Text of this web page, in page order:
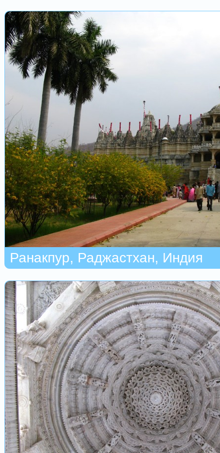
Ранакпур, Раджастхан, Индия